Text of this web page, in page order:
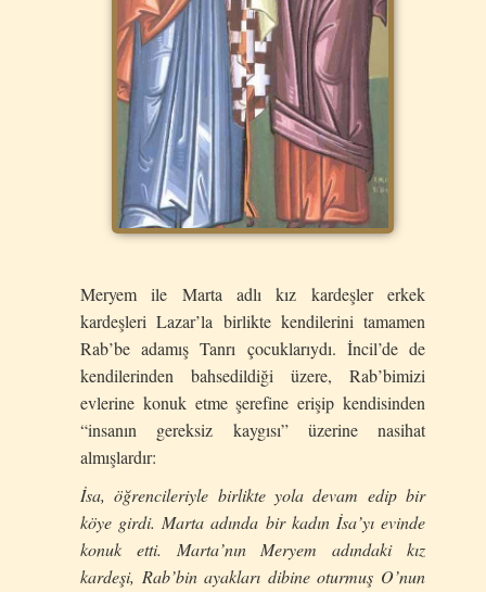
Meryem ile Marta adlı kız kardeşler erkek
kardeşleri Lazar’la birlikte kendilerini tamamen
Rab’be adamış Tanrı çocuklarıydı. İncil’de de
kendilerinden bahsedildiği üzere, Rab’bimizi
evlerine konuk etme şerefine erişip kendisinden
“insanın gereksiz kaygısı” üzerine nasihat
almışlardır:
İsa, öğrencileriyle birlikte yola devam edip bir
köye girdi. Marta adında bir kadın İsa’yı evinde
konuk etti. Marta’nın Meryem adındaki kız
kardeşi, Rab’bin ayakları dibine oturmuş O’nun